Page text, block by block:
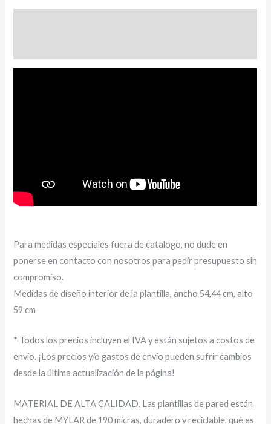
Para medidas especiales fuera de catalogo, no dude en
ponerse en contacto con nosotros para pedir presupuesto sin
compromiso.
Medidas de diseño interior de la plantilla, ancho 54,44 cm, alto
59 cm
* Todos los precios incluyen el IVA y están sujetos a costos de
envío. ¡Los precios y/o gastos de envío pueden sufrir cambios
desde la última actualización de la página!
MATERIAL DE ALTA CALIDAD. Las plantillas de pared están
hechas de MYLAR de 190 micras, duradero y reciclable, qué es